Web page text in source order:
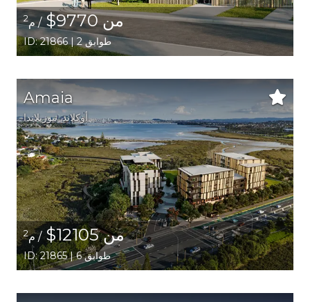
من 9770$ / م2
ID: 21866 | 2 طوابق
Amaia
أوكلاند, نيوزيلاندا
من 12105$ / م2
ID: 21865 | 6 طوابق